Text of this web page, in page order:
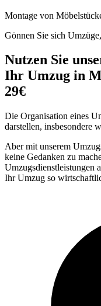
Montage von
Gönnen Sie sich
Nutzen Sie
Ihr Umzug in
29€
Die Organisation eines
darstellen, insbesondere
Aber mit unserem
keine Gedanken zu
Umzugsdienstleistungen
Ihr Umzug so